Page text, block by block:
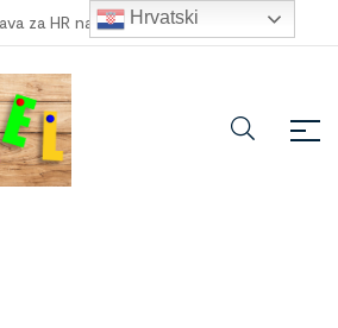
za HR narudžbe veće od 100,00 €
Hrvatski